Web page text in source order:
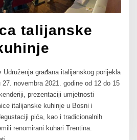
talijanske
građana italijanskog porijekla
novembra 2021. godine od 12 do 15
prezentaciji umjetnosti
italijanske kuhinje u Bosni i
pića, kao i tradicionalnih
renomirani kuhari Trentina.